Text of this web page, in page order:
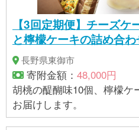
【3回定期便】チーズケ
と檸檬ケーキの詰め合
長野県東御市
寄附金額： 48,000円
胡桃の醍醐味10個、檸檬
お届けします。